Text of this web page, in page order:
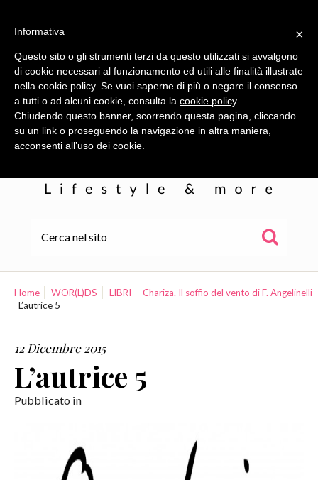
COLLABORAZIONI
Home WOR(L)DS LIBRI
Chariza. Il soffio del vento di F. Angelinelli
L’autrice 5
12 Dicembre 2015
L’autrice 5
Pubblicato in
×
Informativa
Questo sito o gli strumenti terzi da questo utilizzati si avvalgono
di cookie necessari al funzionamento ed utili alle finalità illustrate
nella cookie policy. Se vuoi saperne di più o negare il consenso
a tutti o ad alcuni cookie, consulta la cookie policy.
Chiudendo questo banner, scorrendo questa pagina, cliccando
su un link o proseguendo la navigazione in altra maniera,
acconsenti all’uso dei cookie.